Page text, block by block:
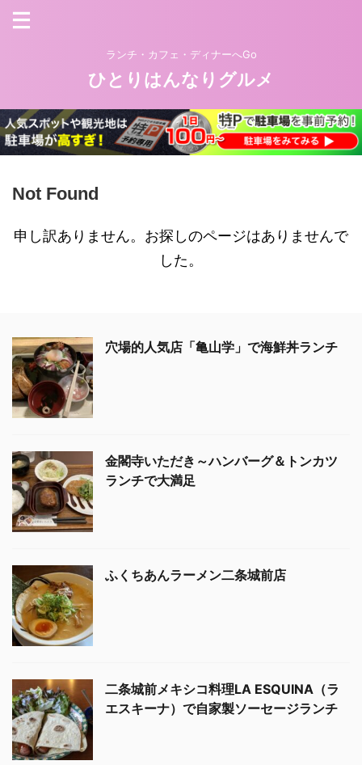
ランチ・カフェ・ディナーへGo
ひとりはんなりグルメ
Not Found
申し訳ありません。お探しのページはありませんで
した。
穴場的人気店「亀山学」で海鮮丼ランチ
金閣寺いただき～ハンバーグ＆トンカツ
ランチで大満足
ふくちあんラーメン二条城前店
二条城前メキシコ料理LA ESQUINA（ラ
エスキーナ）で自家製ソーセージランチ